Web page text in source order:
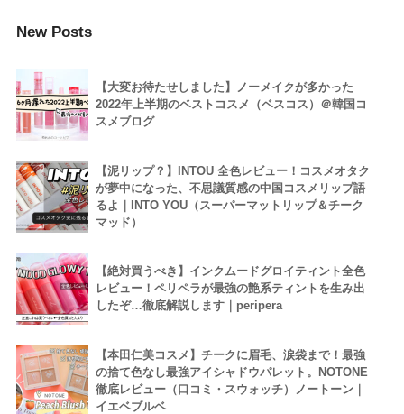
New Posts
【大変お待たせしました】ノーメイクが多かった
2022年上半期のベストコスメ（ベスコス）＠韓国コ
スメブログ
【泥リップ？】INTOU 全色レビュー！コスメオタク
が夢中になった、不思議質感の中国コスメリップ語
るよ｜INTO YOU（スーパーマットリップ＆チーク
マッド）
【絶対買うべき】インクムードグロイティント全色
レビュー！ペリペラが最強の艶系ティントを生み出
したぞ…徹底解説します｜peripera
【本田仁美コスメ】チークに眉毛、涙袋まで！最強
の捨て色なし最強アイシャドウパレット。NOTONE
徹底レビュー（口コミ・スウォッチ）ノートーン｜
イエベブルベ